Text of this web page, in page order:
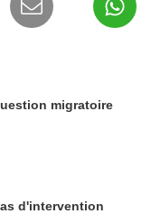
migratoire
d'intervention